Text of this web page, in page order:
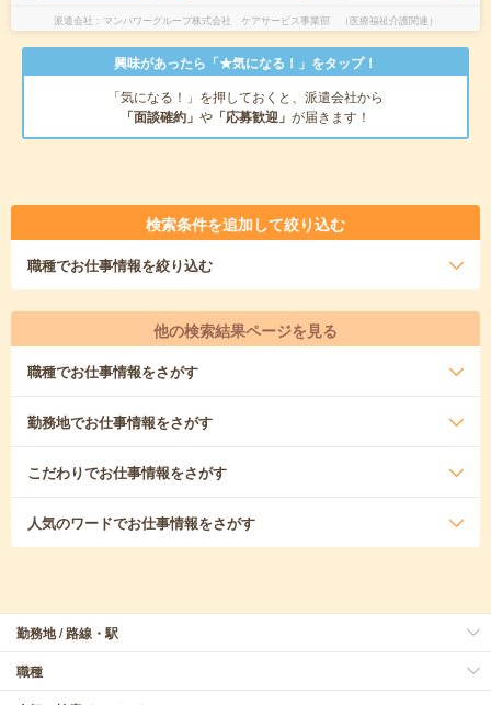
派遣会社 マンパワーグループ株式会社 ケアサービス事業部 （医療福祉介護関連）
興味があったら「★気になる！」をタップ！
「気になる！」を押しておくと、派遣会社から
「面談確約」 や 「応募歓迎」 が届きます！
検索条件を追加して絞り込む
職種でお仕事情報を絞り込む
他の検索結果ページを見る
職種でお仕事情報をさがす
勤務地でお仕事情報をさがす
こだわりでお仕事情報をさがす
人気のワードでお仕事情報をさがす
勤務地 / 路線・駅
職種